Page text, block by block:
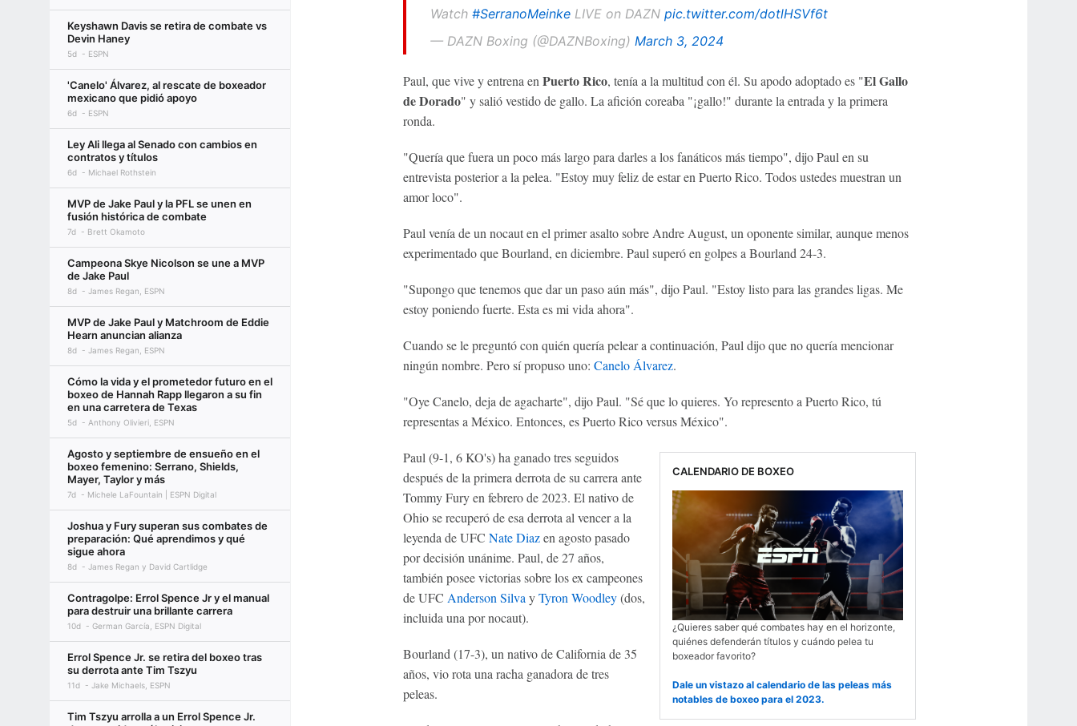
Keyshawn Davis se retira de combate vs
Devin Haney
5d ESPN
'Canelo' Álvarez, al rescate de boxeador
mexicano que pidió apoyo
6d ESPN
Ley Ali llega al Senado con cambios en
contratos y títulos
6d Michael Rothstein
MVP de Jake Paul y la PFL se unen en
fusión histórica de combate
7d Brett Okamoto
Campeona Skye Nicolson se une a MVP
de Jake Paul
8d James Regan, ESPN
MVP de Jake Paul y Matchroom de Eddie
Hearn anuncian alianza
8d James Regan, ESPN
Cómo la vida y el prometedor futuro en el
boxeo de Hannah Rapp llegaron a su fin
en una carretera de Texas
5d Anthony Olivieri, ESPN
Agosto y septiembre de ensueño en el
boxeo femenino: Serrano, Shields,
Mayer, Taylor y más
7d Michele LaFountain | ESPN Digital
Joshua y Fury superan sus combates de
preparación: Qué aprendimos y qué
sigue ahora
8d James Regan y David Cartlidge
Contragolpe: Errol Spence Jr y el manual
para destruir una brillante carrera
10d German García, ESPN Digital
Errol Spence Jr. se retira del boxeo tras
su derrota ante Tim Tszyu
11d Jake Michaels, ESPN
Tim Tszyu arrolla a un Errol Spence Jr.
Watch #SerranoMeinkeLIVE on DAZN pic.twitter.com/dotlHSVf6t
— DAZN Boxing (@DAZNBoxing) March 3, 2024
Paul, que vive y entrena en Puerto Rico, tenía a la multitud con él. Su apodo adoptado es "El Gallo
de Dorado" y salió vestido de gallo. La afición coreaba "¡gallo!" durante la entrada y la primera
ronda.
"Quería que fuera un poco más largo para darles a los fanáticos más tiempo", dijo Paul en su
entrevista posterior a la pelea. "Estoy muy feliz de estar en Puerto Rico. Todos ustedes muestran un
amor loco".
Paul venía de un nocaut en el primer asalto sobre Andre August, un oponente similar, aunque menos
experimentado que Bourland, en diciembre. Paul superó en golpes a Bourland 24-3.
"Supongo que tenemos que dar un paso aún más", dijo Paul. "Estoy listo para las grandes ligas. Me
estoy poniendo fuerte. Esta es mi vida ahora".
Cuando se le preguntó con quién quería pelear a continuación, Paul dijo que no quería mencionar
ningún nombre. Pero sí propuso uno: Canelo Álvarez.
"Oye Canelo, deja de agacharte", dijo Paul. "Sé que lo quieres. Yo represento a Puerto Rico, tú
representas a México. Entonces, es Puerto Rico versus México".
CALENDARIO DE BOXEO
¿Quieres saber qué combates hay en el horizonte,
quiénes defenderán títulos y cuándo pelea tu
boxeador favorito?
Dale un vistazo al calendario de las peleas más
notables de boxeo para el 2023.
Paul (9-1, 6 KO's) ha ganado tres seguidos
después de la primera derrota de su carrera ante
Tommy Fury en febrero de 2023. El nativo de
Ohio se recuperó de esa derrota al vencer a la
leyenda de UFC Nate Diazen agosto pasado
por decisión unánime. Paul, de 27 años,
también posee victorias sobre los ex campeones
de UFC Anderson Silva yTyron Woodley(dos,
incluida una por nocaut).
Bourland (17-3), un nativo de California de 35
años, vio rota una racha ganadora de tres
peleas.